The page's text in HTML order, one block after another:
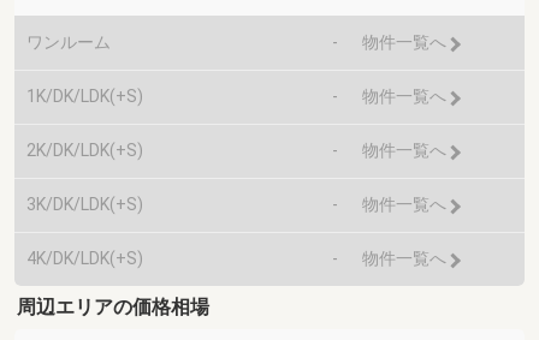
ワンルーム - 物件一覧へ
1K/DK/LDK(+S) - 物件一覧へ
2K/DK/LDK(+S) - 物件一覧へ
3K/DK/LDK(+S) - 物件一覧へ
4K/DK/LDK(+S) - 物件一覧へ
周辺エリアの価格相場